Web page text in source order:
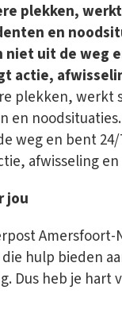
plekken,
en
uit de weg
actie,
plekken, werkt
en
weg en bent
afwisseling
jou
hulp bieden
Dus heb je hart